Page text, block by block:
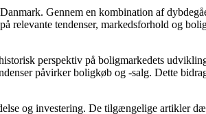
Gennem en kombination af
tendenser, markedsforhold og
perspektiv på boligmarkedets
påvirker boligkøb og -salg. Dette
og investering. De tilgængelige artikler